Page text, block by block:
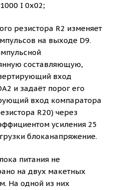
I 0x02;
резистора R2 изменяет
на выходе D9.
составляющую,
вход
и задаёт порог его
вход компаратора
R20) через
усиления 25
блоканапряжение.
питания не
на двух макетных
На одной из них